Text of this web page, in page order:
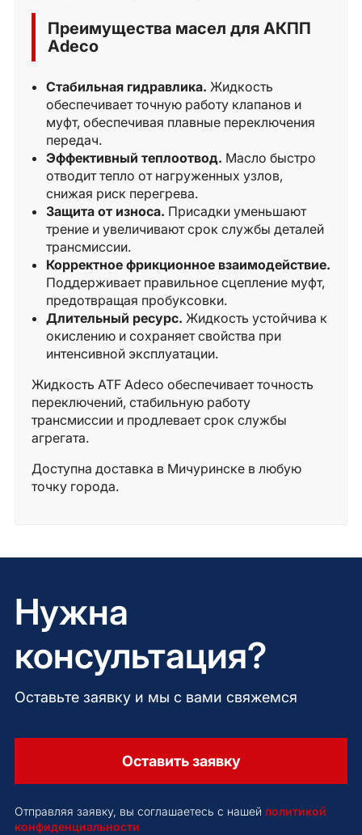
Преимущества масел для АКПП
Adeco
Стабильная гидравлика. Жидкость
обеспечивает точную работу клапанов и
муфт, обеспечивая плавные переключения
передач.
Эффективный теплоотвод. Масло быстро
отводит тепло от нагруженных узлов,
снижая риск перегрева.
Защита от износа. Присадки уменьшают
трение и увеличивают срок службы деталей
трансмиссии.
Корректное фрикционное взаимодействие.
Поддерживает правильное сцепление муфт,
предотвращая пробуксовки.
Длительный ресурс. Жидкость устойчива к
окислению и сохраняет свойства при
интенсивной эксплуатации.
Жидкость ATF Adeco обеспечивает точность
переключений, стабильную работу
трансмиссии и продлевает срок службы
агрегата.
Доступна доставка в Мичуринске в любую
точку города.
Нужна
консультация?
Оставьте заявку и мы с вами свяжемся
Оставить заявку
Отправляя заявку, вы соглашаетесь с нашей политикой
конфиденциальности